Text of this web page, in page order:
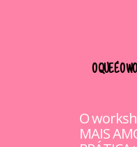
O QUE É O
O
MAIS